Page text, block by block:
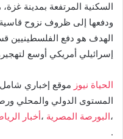
السكنية المرتفعة بمدينة
ودفعها إلى ظروف نزوح
الهدف هو دفع الفلسطينيين
إسرائيلي أمريكي أوسع
الحياة نيوز موقع إخباري شامل
المستوى الدولي والمحلي
،البورصة المصرية ،أخبار
.